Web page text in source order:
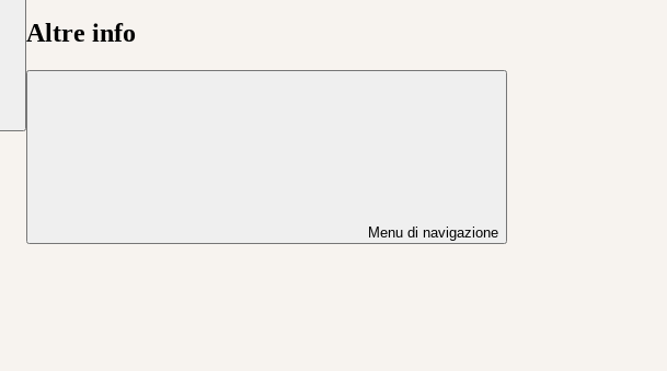
Altre info
Menu di navigazione